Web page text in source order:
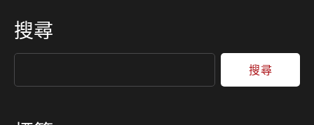
舊是他們唯一的操作工具，不過全新的更新將會直接投射到車
輛的螢幕當中，目前這項更新僅對部分用戶開放，但是預計到
搜尋
搜尋